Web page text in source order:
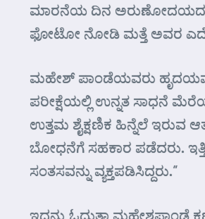
ಮಾರನೆಯ ದಿನ ಅರುಣೋದಯದ
ಫೋಟೋ ನೋಡಿ ಮತ್ತೆ ಅವರ ಎದೆ
ಮಹೇಶ್ ಪಾಂಡೆಯವರು
ಪರೀಕ್ಷೆಯಲ್ಲಿ ಉನ್ನತ ಸಾಧನೆ
ಉತ್ತಮ ಶೈಕ್ಷಣಿಕ ಹಿನ್ನೆಲೆ ಇರುವ
ಬೋಧನೆಗೆ ಸಹಕಾರ ಪಡೆದರು.
ಸಂತಸವನ್ನು ವ್ಯಕ್ತಪಡಿಸಿದ್ದರು.”
ಇದನ್ನು ಓದುತ್ತಾ